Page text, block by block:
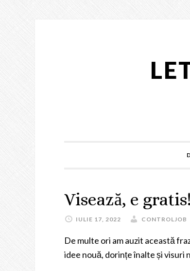
Visează, e gratis!
IULIE 17, 2022 CONTROLJOB
De multe ori am auzit această
idee nouă, dorințe înalte și visuri